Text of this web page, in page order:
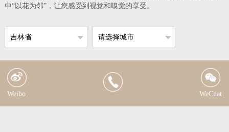
中“以花为邻”，让您感受到视觉和嗅觉的享受。
吉林省 请选择城市
Weibo WeChat